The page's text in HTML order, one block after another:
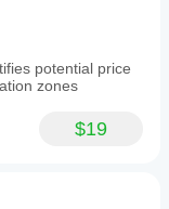
potential price
zones
$19